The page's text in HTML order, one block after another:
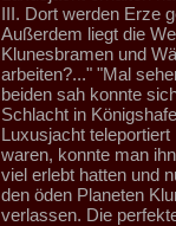
III. Dort werden Erze
Außerdem liegt die
Klunesbramen und
arbeiten?..." "Mal
beiden sah konnte
Schlacht in
Luxusjacht
waren, konnte man
viel erlebt hatten und
den öden Planeten
verlassen. Die